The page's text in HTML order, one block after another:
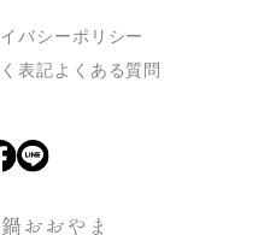
バシーポリシー
表記よくある質問
おおやま